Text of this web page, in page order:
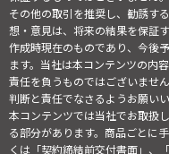
その他の取引を推奨し、勧誘す
想・意見は、将来の結果を保証
作成時現在のものであり、今後
ます。当社は本コンテンツの内
責任を負うものではございませ
判断と責任でなさるようお願いい
本コンテンツでは当社でお取扱
る部分があります。商品ごとに
くは「契約締結前交付書面」、